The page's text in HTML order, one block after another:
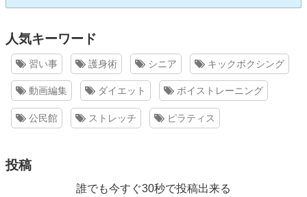
人気キーワード
習い事 護身術 シニア キックボクシング
動画編集 ダイエット ボイストレーニング
公民館 ストレッチ ピラティス
投稿
誰でも今すぐ30秒で投稿出来る